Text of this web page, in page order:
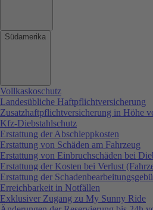
Südamerika
Vollkaskoschutz
Landesübliche Haftpflichtversicherung
Zusatzhaftpflichtversicherung in Höhe
Kfz-Diebstahlschutz
Erstattung der Abschleppkosten
Erstattung von Schäden am Fahrzeug
Erstattung von Einbruchschäden bei
Erstattung der Kosten bei Verlust
Erstattung der
Erreichbarkeit in Notfällen
Exklusiver Zugang zu My Sunny Ride